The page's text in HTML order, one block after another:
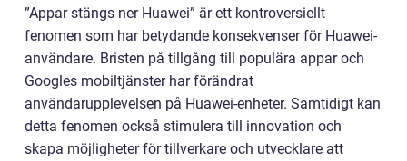
”Appar stängs ner Huawei” är ett kontroversiellt
fenomen som har betydande konsekvenser för Huawei-
användare. Bristen på tillgång till populära appar och
Googles mobiltjänster har förändrat
användarupplevelsen på Huawei-enheter. Samtidigt kan
detta fenomen också stimulera till innovation och
skapa möjligheter för tillverkare och utvecklare att